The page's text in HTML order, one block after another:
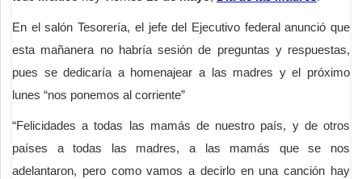
En el salón Tesorería, el jefe del Ejecutivo federal anunció que
esta mañanera no habría sesión de preguntas y respuestas,
pues se dedicaría a homenajear a las madres y el próximo
lunes “nos ponemos al corriente”
“Felicidades a todas las mamás de nuestro país, y de otros
países a todas las madres, a las mamás que se nos
adelantaron, pero como vamos a decirlo en una canción hay